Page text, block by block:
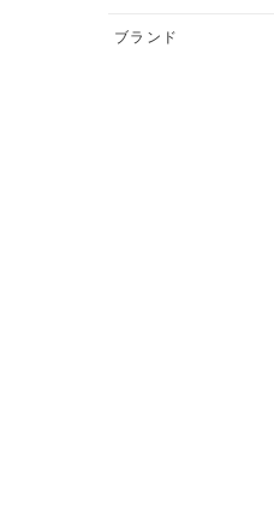
ブランド